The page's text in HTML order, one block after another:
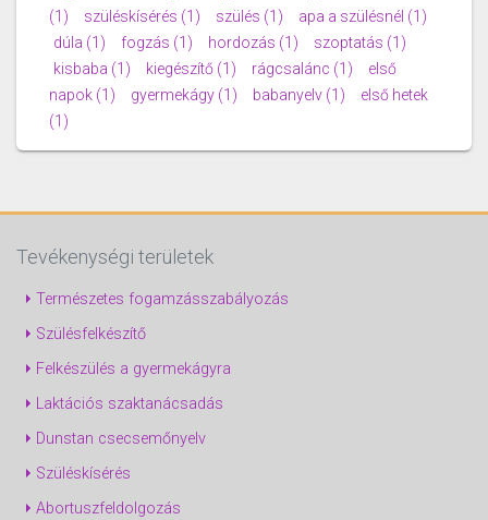
(1)
szüléskísérés (1) szülés (1) apa a szülésnél (1)
dúla (1) fogzás (1) hordozás (1) szoptatás (1)
kisbaba (1) kiegészítő (1) rágcsalánc (1)
első
napok (1) gyermekágy (1) babanyelv (1)
első hetek
(1)
Tevékenységi területek
Természetes fogamzásszabályozás
Szülésfelkészítő
Felkészülés a gyermekágyra
Laktációs szaktanácsadás
Dunstan csecsemőnyelv
Szüléskísérés
Abortuszfeldolgozás